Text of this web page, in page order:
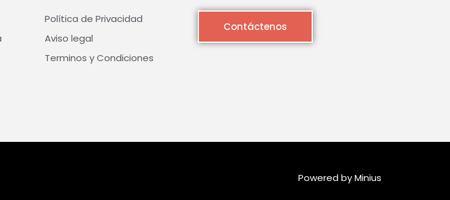
Política de Privacidad
Aviso legal
Terminos y Condiciones
Contáctenos
Powered by Minius